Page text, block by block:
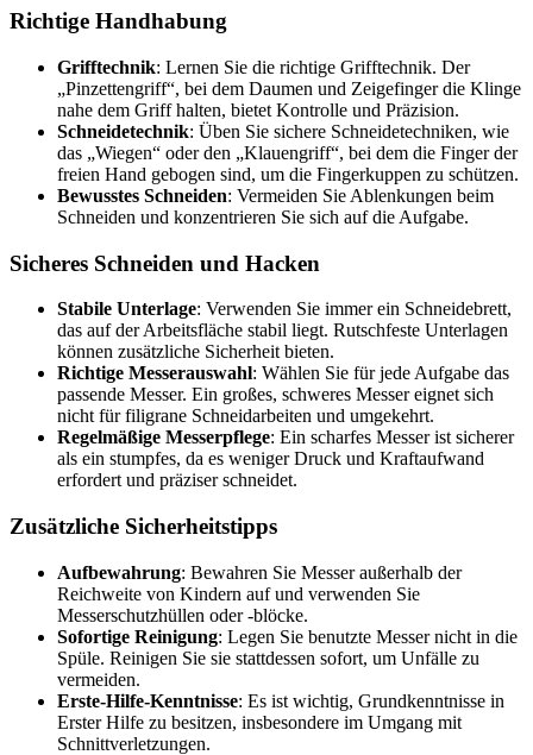
Richtige Handhabung
Grifftechnik: Lernen Sie die richtige Grifftechnik. Der
„Pinzettengriff“, bei dem Daumen und Zeigefinger die Klinge
nahe dem Griff halten, bietet Kontrolle und Präzision.
Schneidetechnik: Üben Sie sichere Schneidetechniken, wie
das „Wiegen“ oder den „Klauengriff“, bei dem die Finger der
freien Hand gebogen sind, um die Fingerkuppen zu schützen.
Bewusstes Schneiden: Vermeiden Sie Ablenkungen beim
Schneiden und konzentrieren Sie sich auf die Aufgabe.
Sicheres Schneiden und Hacken
Stabile Unterlage: Verwenden Sie immer ein Schneidebrett,
das auf der Arbeitsfläche stabil liegt. Rutschfeste Unterlagen
können zusätzliche Sicherheit bieten.
Richtige Messerauswahl: Wählen Sie für jede Aufgabe das
passende Messer. Ein großes, schweres Messer eignet sich
nicht für filigrane Schneidarbeiten und umgekehrt.
Regelmäßige Messerpflege: Ein scharfes Messer ist sicherer
als ein stumpfes, da es weniger Druck und Kraftaufwand
erfordert und präziser schneidet.
Zusätzliche Sicherheitstipps
Aufbewahrung: Bewahren Sie Messer außerhalb der
Reichweite von Kindern auf und verwenden Sie
Messerschutzhüllen oder -blöcke.
Sofortige Reinigung: Legen Sie benutzte Messer nicht in die
Spüle. Reinigen Sie sie stattdessen sofort, um Unfälle zu
vermeiden.
Erste-Hilfe-Kenntnisse: Es ist wichtig, Grundkenntnisse in
Erster Hilfe zu besitzen, insbesondere im Umgang mit
Schnittverletzungen.